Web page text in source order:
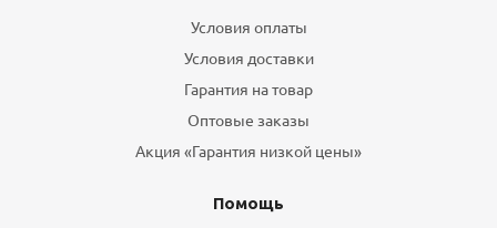
Условия оплаты
Условия доставки
Гарантия на товар
Оптовые заказы
Акция «Гарантия низкой цены»
Помощь